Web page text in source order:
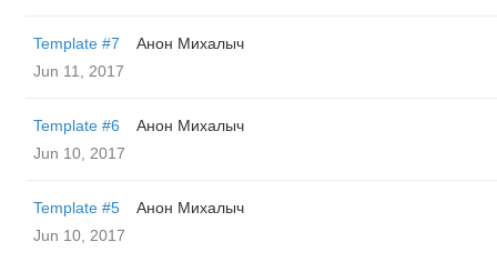
Template #7
Анон Михалыч
Jun 11, 2017
Template #6
Анон Михалыч
Jun 10, 2017
Template #5
Анон Михалыч
Jun 10, 2017